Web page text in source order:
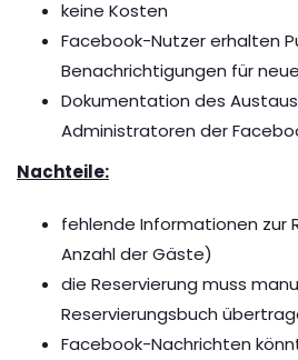
keine Kosten
Facebook-Nutzer erhalten
Benachrichtigungen für
Dokumentation des
Administratoren der
Nachteile:
fehlende Informationen zur
Anzahl der Gäste)
die Reservierung muss
Reservierungsbuch
Facebook-Nachrichten